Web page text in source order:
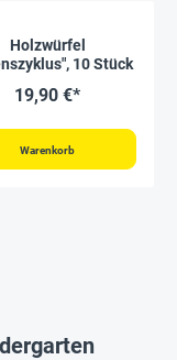
Holzwürfel
10 Stück
19,90 €*
Warenkorb